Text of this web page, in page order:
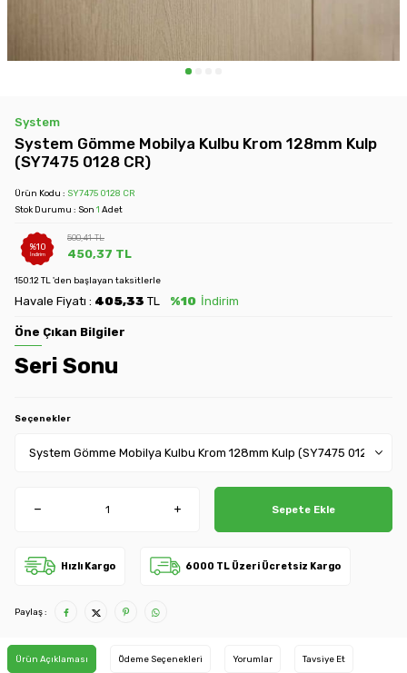
System
System Gömme Mobilya Kulbu Krom 128mm Kulp
(SY7475 0128 CR)
Ürün Kodu : SY7475 0128 CR
Stok Durumu : Son 1 Adet
%10
İndirim
500,41TL
450,37 TL
150.12 TL 'den başlayan taksitlerle
Havale Fiyatı : 405,33 TL %10 İndirim
Öne Çıkan Bilgiler
Seri Sonu
Seçenekler
Sepete Ekle
Hızlı Kargo 6000 TL Üzeri Ücretsiz Kargo
Paylaş :
Ürün Açıklaması Ödeme Seçenekleri Yorumlar Tavsiye Et